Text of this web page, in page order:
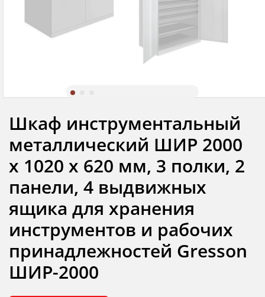
Шкаф инструментальный
металлический ШИР 2000
х 1020 х 620 мм, 3 полки, 2
панели, 4 выдвижных
ящика для хранения
инструментов и рабочих
принадлежностей Gresson
ШИР-2000